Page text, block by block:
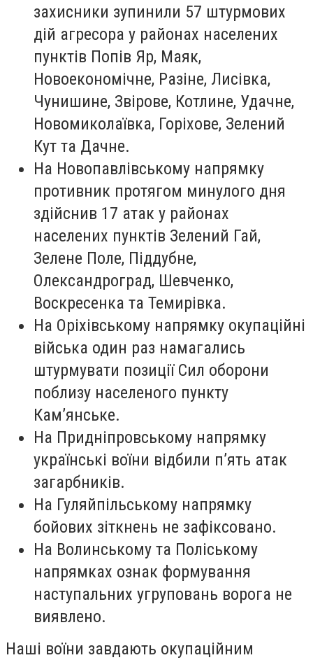
захисники зупинили 57 штурмових
дій агресора у районах населених
пунктів Попів Яр, Маяк,
Новоекономічне, Разіне, Лисівка,
Чунишине, Звірове, Котлине, Удачне,
Новомиколаївка, Горіхове, Зелений
Кут та Дачне.
На Новопавлівському напрямку
противник протягом минулого дня
здійснив 17 атак у районах
населених пунктів Зелений Гай,
Зелене Поле, Піддубне,
Олександроград, Шевченко,
Воскресенка та Темирівка.
На Оріхівському напрямку окупаційні
війська один раз намагались
штурмувати позиції Сил оборони
поблизу населеного пункту
Кам’янське.
На Придніпровському напрямку
українські воїни відбили п’ять атак
загарбників.
На Гуляйпільському напрямку
бойових зіткнень не зафіксовано.
На Волинському та Поліському
напрямках ознак формування
наступальних угруповань ворога не
виявлено.
Наші воїни завдають окупаційним